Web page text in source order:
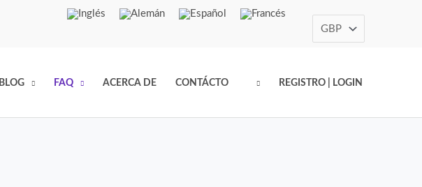
BLOG FAQ ACERCA DE CONTÁCTO REGISTRO | LOGIN